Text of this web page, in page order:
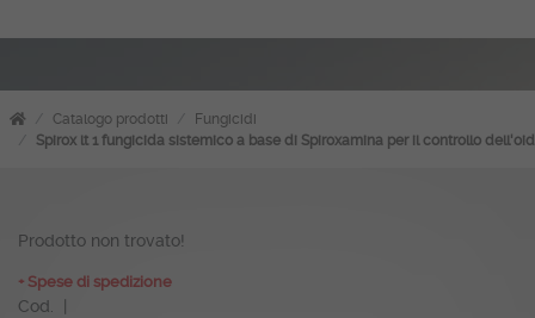
Catalogo prodotti
Fungicidi
Spirox lt 1 fungicida sistemico a base di Spiroxamina per il controllo
Prodotto non trovato!
Cod. |
+ Spese di spedizione